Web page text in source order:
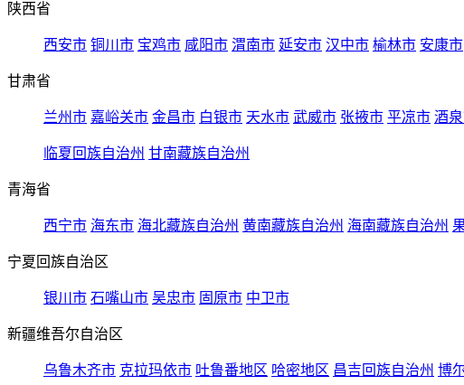
陕西省
西安市 铜川市 宝鸡市 咸阳市 渭南市 延安市 汉中市 榆林市 安康市
甘肃省
兰州市 嘉峪关市 金昌市 白银市 天水市 武威市 张掖市 平凉市 酒
临夏回族自治州 甘南藏族自治州
青海省
西宁市 海东市 海北藏族自治州 黄南藏族自治州 海南藏族自治州
宁夏回族自治区
银川市 石嘴山市 吴忠市 固原市 中卫市
新疆维吾尔自治区
乌鲁木齐市 克拉玛依市 吐鲁番地区 哈密地区 昌吉回族自治州 博